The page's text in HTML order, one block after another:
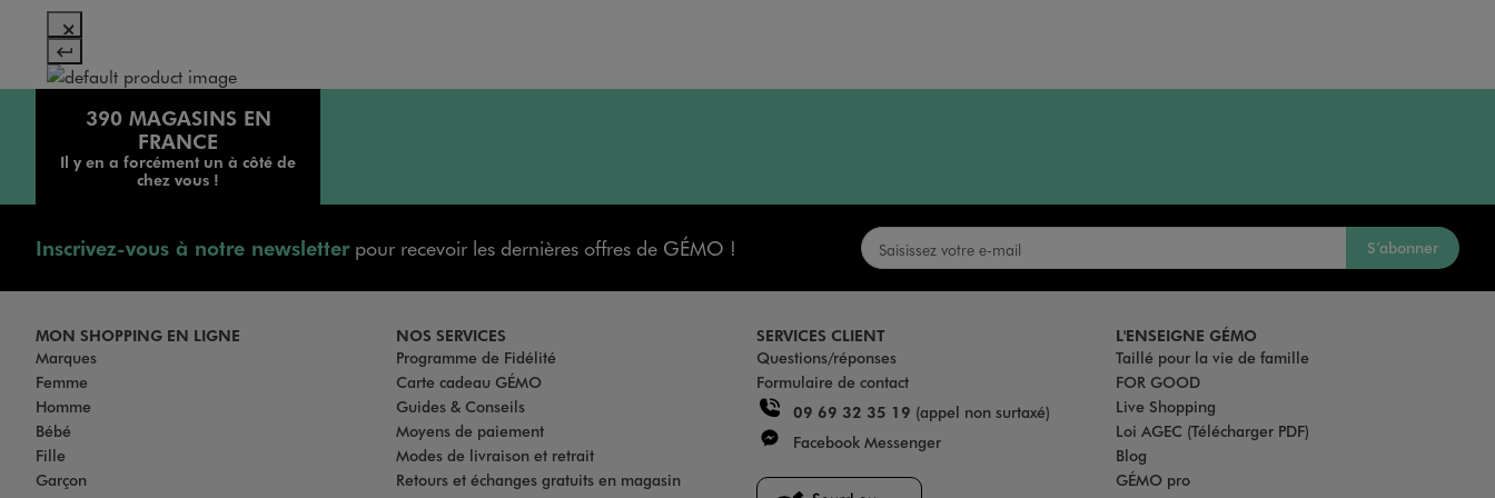
390 MAGASINS EN
FRANCE
Il y en a forcément un à côté de
chez vous !
Inscrivez-vous à notre newsletterpour recevoir les dernières offres de GÉMO ! S’abonner
MON SHOPPING EN LIGNE
Marques
Femme
Homme
Bébé
Fille
Garçon
NOS SERVICES
Programme de Fidélité
Carte cadeau GÉMO
Guides & Conseils
Moyens de paiement
Modes de livraison et retrait
Retours et échanges gratuits en magasin
SERVICES CLIENT
Questions/réponses
Formulaire de contact
09 69 32 35 19 (appel non surtaxé)
Facebook Messenger
L'ENSEIGNE GÉMO
Taillé pour la vie de famille
FOR GOOD
Live Shopping
Loi AGEC (Télécharger PDF)
Blog
GÉMO pro